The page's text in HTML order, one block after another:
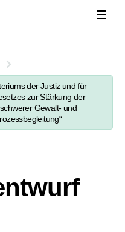
der Justiz und für
zur Stärkung der
Gewalt- und